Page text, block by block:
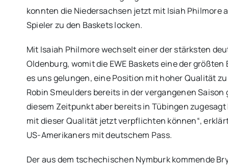
konnten die Niedersachsen jetzt mit Isiah Philmore
Spieler zu den Baskets locken.
Mit Isaiah Philmore wechselt einer der stärksten
Oldenburg, womit die EWE Baskets eine der
es uns gelungen, eine Position mit hoher Qualität
Robin Smeulders bereits in der vergangenen
diesem Zeitpunkt aber bereits in Tübingen
mit dieser Qualität jetzt verpflichten können“,
US-Amerikaners mit deutschem Pass.
Der aus dem tschechischen Nymburk kommende